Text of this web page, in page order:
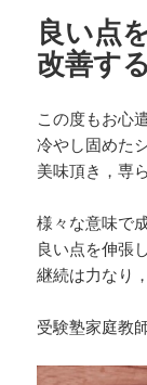
良い点
改善する
この度もお心
冷やし固めた
美味頂き，専
様々な意味で
良い点を伸張
継続は力なり
受験塾家庭